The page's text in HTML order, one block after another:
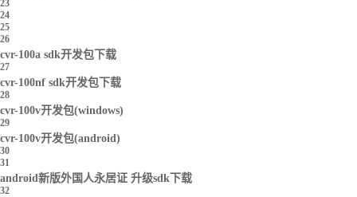
23
24
25
26
cvr-100a sdk开发包下载
27
cvr-100nf sdk开发包下载
28
cvr-100v开发包(windows)
29
cvr-100v开发包(android)
30
31
android新版外国人永居证 升级sdk下载
32